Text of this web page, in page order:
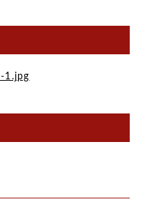
1.jpg